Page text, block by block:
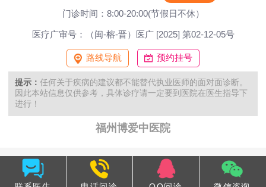
门诊时间：8:00-20:00(节假日不休）
医疗广审号：（闽-榕-晋）医广 [2025] 第02-12-05号
路线导航 预约挂号
提示： 任何关于疾病的建议都不能替代执业医师的面对面诊断。
因此本站信息仅供参考，具体诊疗请一定要到医院在医生指导下
进行！
福州博爱中医院